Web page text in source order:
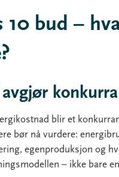
10 bud –
avgjør
blir et
bør nå vurdere:
egenproduksjon og
– ikke bare